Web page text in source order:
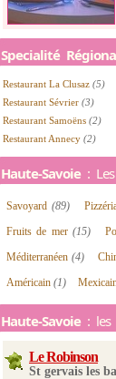
Specialité
Restaurant La Clusaz (5)
Restaurant Sévrier (3)
Restaurant Samoëns (2)
Restaurant Annecy (2)
Haute-Savoie :
Savoyard(89)
Fruits de mer(15)
Méditerranéen(4)
Américain (1)
Haute-Savoie : les
Le Robinson
St gervais les